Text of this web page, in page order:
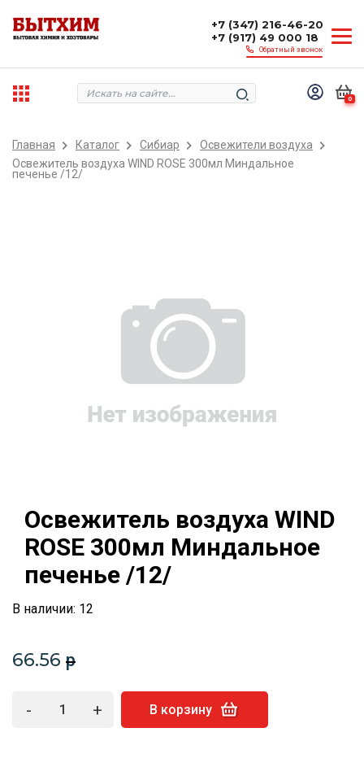
+7 (347) 216-46-20
+7 (917) 49 000 18
Обратный звонок
0
Главная Каталог Сибиар
Освежители воздуха
Освежитель воздуха WIND ROSE 300мл Миндальное
печенье /12/
Освежитель воздуха WIND
ROSE 300мл Миндальное
печенье /12/
В наличии: 12
66.56 p
- + В корзину